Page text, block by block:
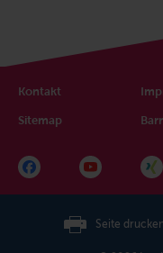
Kontakt
Sitemap
Seite drucken